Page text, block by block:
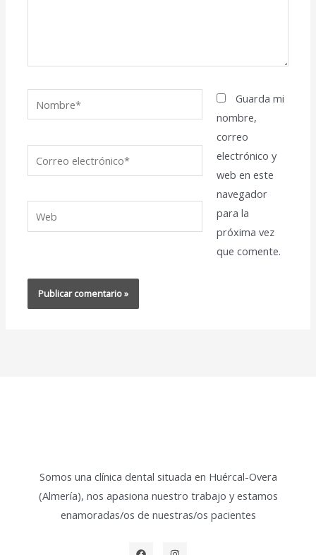
electrónico*
Guarda mi
nombre,
correo
electrónico y
web en este
navegador
para la
próxima vez
que comente.
Somos una clínica dental situada en Huércal-Overa
(Almería), nos apasiona nuestro trabajo y estamos
enamoradas/os de nuestras/os pacientes